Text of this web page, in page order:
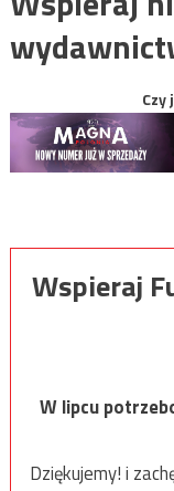
Czy
Wspieraj
W lipcu
Dziękujemy! i